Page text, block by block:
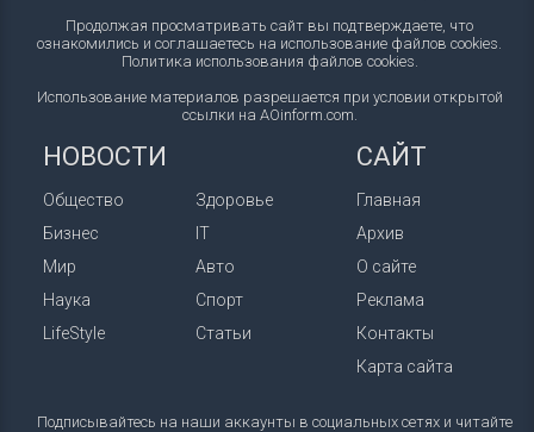
Продолжая просматривать сайт вы подтверждаете, что
ознакомились и соглашаетесь на использование файлов cookies.
Политика использования файлов cookies.
Использование материалов разрешается при условии открытой
ссылки на AOinform.com.
НОВОСТИ
Общество
Бизнес
Мир
Наука
LifeStyle
Здоровье
IT
Авто
Спорт
Статьи
САЙТ
Главная
Архив
О сайте
Реклама
Контакты
Карта сайта
Подписывайтесь на наши аккаунты в социальных сетях и читайте